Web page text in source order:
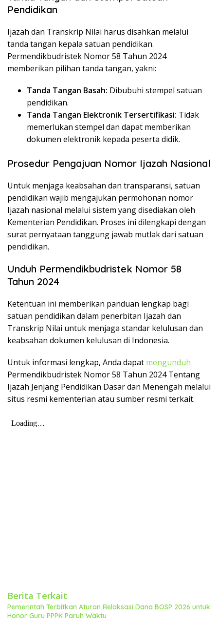
Pendidikan
Ijazah dan Transkrip Nilai harus disahkan melalui
tanda tangan kepala satuan pendidikan.
Permendikbudristek Nomor 58 Tahun 2024
memberikan pilihan tanda tangan, yakni:
Tanda Tangan Basah: Dibubuhi stempel satuan
pendidikan.
Tanda Tangan Elektronik Tersertifikasi: Tidak
memerlukan stempel dan dapat memberikan
dokumen elektronik kepada peserta didik.
Prosedur Pengajuan Nomor Ijazah Nasional
Untuk menjaga keabsahan dan transparansi, satuan
pendidikan wajib mengajukan permohonan nomor
Ijazah nasional melalui sistem yang disediakan oleh
Kementerian Pendidikan. Proses ini dilengkapi dengan
surat pernyataan tanggung jawab mutlak dari satuan
pendidikan.
Unduh Permendikbudristek Nomor 58
Tahun 2024
Ketentuan ini memberikan panduan lengkap bagi
satuan pendidikan dalam penerbitan Ijazah dan
Transkrip Nilai untuk menjaga standar kelulusan dan
keabsahan dokumen kelulusan di Indonesia.
Untuk informasi lengkap, Anda dapat mengunduh
Permendikbudristek Nomor 58 Tahun 2024 Tentang
Ijazah Jenjang Pendidikan Dasar dan Menengah melalui
situs resmi kementerian atau sumber resmi terkait.
Berita Terkait
Pemerintah Terbitkan Aturan Relaksasi Dana BOSP 2026 untuk
Honor Guru PPPK Paruh Waktu